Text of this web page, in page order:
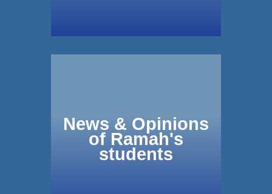
News & Opinions
of Ramah's
students